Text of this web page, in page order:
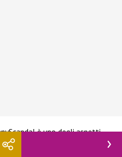
è uno degli aspetti
Nel corso del tempo è
alcune delle quali rese